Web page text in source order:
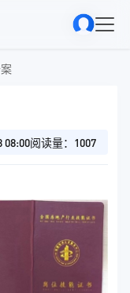
08:00阅读量：1007